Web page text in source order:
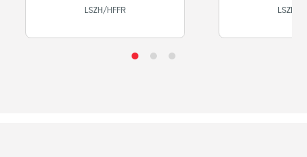
LSZH/HFFR LSZH/